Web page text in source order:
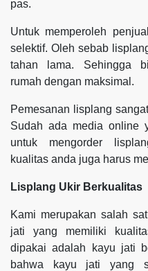
pas.
Untuk memperoleh
selektif. Oleh sebab
tahan lama. Sehingga
rumah dengan maksimal.
Pemesanan lisplang
Sudah ada media online
untuk mengorder
kualitas anda juga harus
Lisplang Ukir Berkualitas
Kami merupakan salah
jati yang memiliki
dipakai adalah kayu jati
bahwa kayu jati yang